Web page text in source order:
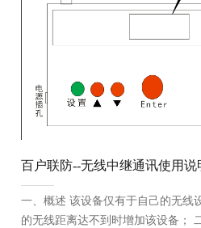
百户联防--无线中继通讯使用说
一、概述 该设备仅有于自己的无线
的无线距离达不到时增加该设备；